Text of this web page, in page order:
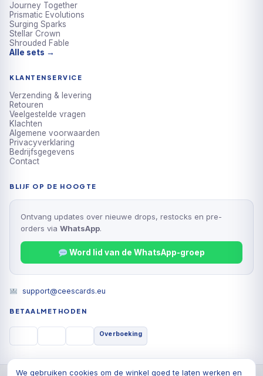
Journey Together
Prismatic Evolutions
Surging Sparks
Stellar Crown
Shrouded Fable
Alle sets →
KLANTENSERVICE
Verzending & levering
Retouren
Veelgestelde vragen
Klachten
Algemene voorwaarden
Privacyverklaring
Bedrijfsgegevens
Contact
BLIJF OP DE HOOGTE
Ontvang updates over nieuwe drops, restocks en pre-
orders via WhatsApp.
Word lid van de WhatsApp-groep
support@ceescards.eu
BETAALMETHODEN
Overboeking
We gebruiken cookies om de winkel goed te laten werken en